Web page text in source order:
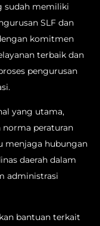
sudah memiliki
SLF dan
komitmen
terbaik dan
pengurusan
yang utama,
norma peraturan
menjaga hubungan
daerah dalam
administrasi
bantuan terkait